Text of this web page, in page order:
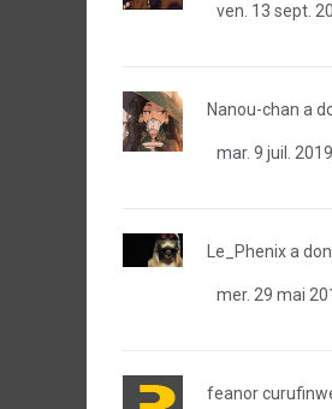
ven. 13 sept.
Nanou-chan a
mar. 9 juil.
Le_Phenixa
mer. 29 mai
feanor